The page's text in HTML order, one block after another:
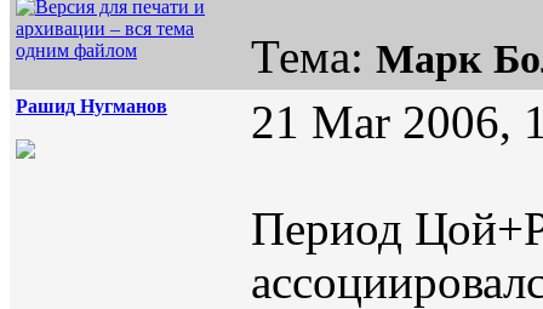
Тема: Марк
Рашид Нугманов 21 Mar 2006,
Период